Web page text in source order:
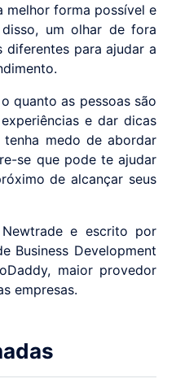
melhor forma possível e
um olhar de fora
para ajudar a
quanto as pessoas são
e dar dicas
medo de abordar
se que pode te ajudar
de alcançar seus
e escrito por
Business Development
maior provedor
empresas.